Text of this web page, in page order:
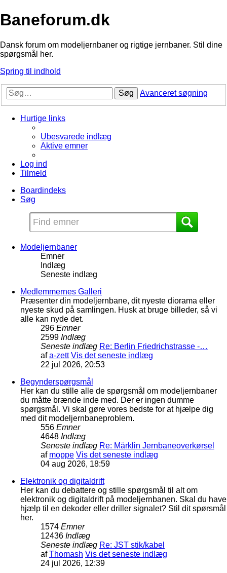
Baneforum.dk
Dansk forum om modeljernbaner og rigtige jernbaner. Stil dine
spørgsmål her.
Spring til indhold
Søg Avanceret søgning
Hurtige links
Ubesvarede indlæg
Aktive emner
Log ind
Tilmeld
Boardindeks
Søg
Modeljernbaner
Emner
Indlæg
Seneste indlæg
Medlemmernes Galleri
Præsenter din modeljernbane, dit nyeste diorama eller
nyeste skud på samlingen. Husk at bruge billeder, så vi
alle kan nyde det.
296 Emner
2599 Indlæg
Seneste indlæg Re: Berlin Friedrichstrasse -…
afa-zett Vis det seneste indlæg
22 jul 2026, 20:53
Begynderspørgsmål
Her kan du stille alle de spørgsmål om modeljernbaner
du måtte brænde inde med. Der er ingen dumme
spørgsmål. Vi skal gøre vores bedste for at hjælpe dig
med dit modeljernbaneproblem.
556 Emner
4648 Indlæg
Seneste indlæg Re: Märklin Jernbaneoverkørsel
af moppe Vis det seneste indlæg
04 aug 2026, 18:59
Elektronik og digitaldrift
Her kan du debattere og stille spørgsmål til alt om
elektronik og digitaldrift på modeljernbanen. Skal du have
hjælp til en dekoder eller driller signalet? Stil dit spørsmål
her.
1574 Emner
12436 Indlæg
Seneste indlæg Re: JST stik/kabel
afThomash Vis det seneste indlæg
24 jul 2026, 12:39